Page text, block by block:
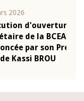
de Politique
2026,
Monsieur Jean-